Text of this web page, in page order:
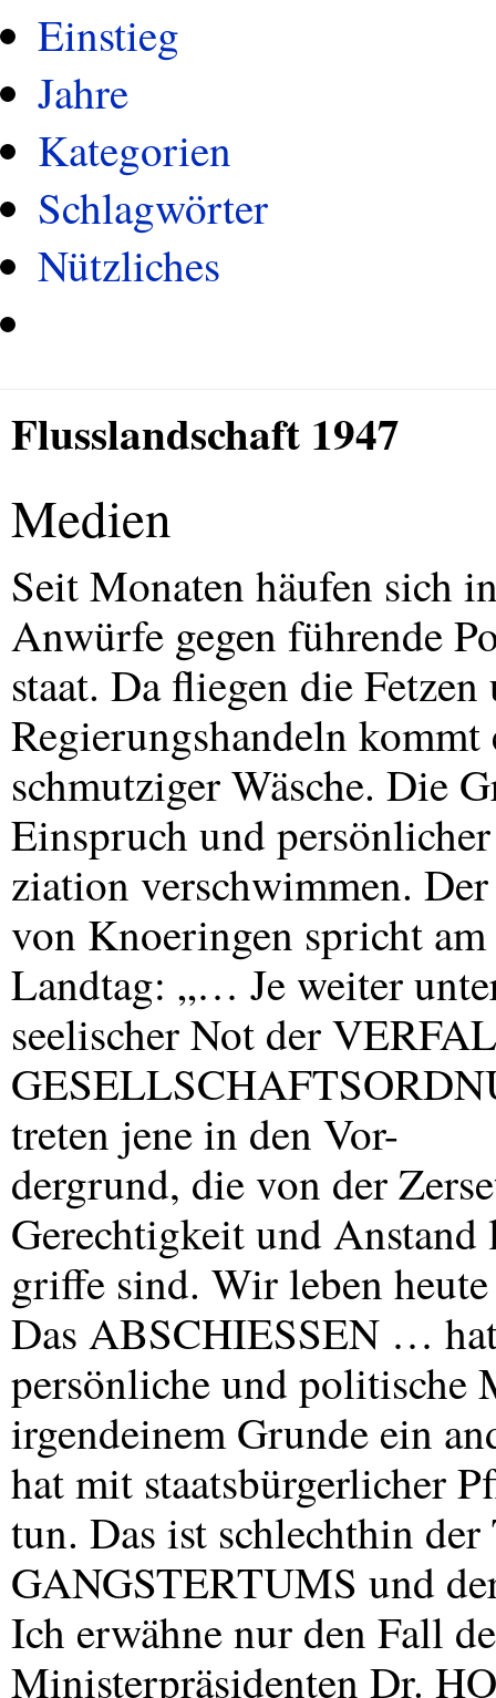
Einstieg
Jahre
Kategorien
Schlagwörter
Nützliches
Flusslandschaft 1947
Medien
Seit Monaten häufen sich
Anwürfe gegen führende
staat. Da fliegen die
Regierungshandeln kommt
schmutziger Wäsche. Die
Einspruch und
ziation verschwimmen.
von Knoeringen spricht
Landtag: „… Je weiter
seelischer Not der
treten jene in den Vor-
dergrund, die von der
Gerechtigkeit und Anstand
griffe sind. Wir leben
Das ABSCHIESSEN …
persönliche und politische
irgendeinem Grunde ein
hat mit staatsbürgerlicher
tun. Das ist schlechthin der
GANGSTERTUMS und
Ich erwähne nur den Fall
Ministerpräsidenten Dr.